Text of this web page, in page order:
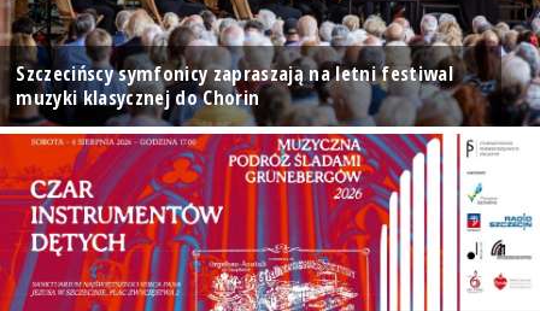
Szczecińscy symfonicy zapraszają na letni festiwal
muzyki klasycznej do Chorin